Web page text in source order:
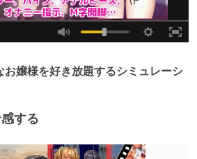
お嬢様を好き放題するシミュレーシ
する